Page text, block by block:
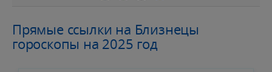
Прямые ссылки на Близнецы
гороскопы на 2025 год